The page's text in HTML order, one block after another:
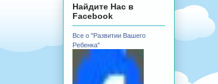
Найдите Нас в
Facebook
Все о "Развитии Вашего
Ребенка"